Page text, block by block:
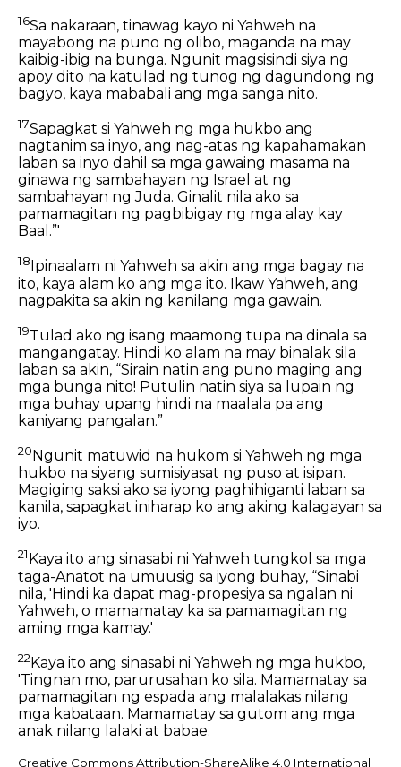
16Sa nakaraan, tinawag kayo ni Yahweh na
mayabong na puno ng olibo, maganda na may
kaibig-ibig na bunga. Ngunit magsisindi siya ng
apoy dito na katulad ng tunog ng dagundong ng
bagyo, kaya mababali ang mga sanga nito.
17Sapagkat si Yahweh ng mga hukbo ang
nagtanim sa inyo, ang nag-atas ng kapahamakan
laban sa inyo dahil sa mga gawaing masama na
ginawa ng sambahayan ng Israel at ng
sambahayan ng Juda. Ginalit nila ako sa
pamamagitan ng pagbibigay ng mga alay kay
Baal.”'
18 Ipinaalam ni Yahweh sa akin ang mga bagay na
ito, kaya alam ko ang mga ito. Ikaw Yahweh, ang
nagpakita sa akin ng kanilang mga gawain.
19Tulad ako ng isang maamong tupa na dinala sa
mangangatay. Hindi ko alam na may binalak sila
laban sa akin, “Sirain natin ang puno maging ang
mga bunga nito! Putulin natin siya sa lupain ng
mga buhay upang hindi na maalala pa ang
kaniyang pangalan.”
20 Ngunit matuwid na hukom si Yahweh ng mga
hukbo na siyang sumisiyasat ng puso at isipan.
Magiging saksi ako sa iyong paghihiganti laban sa
kanila, sapagkat iniharap ko ang aking kalagayan sa
iyo.
21 Kaya ito ang sinasabi ni Yahweh tungkol sa mga
taga-Anatot na umuusig sa iyong buhay, “Sinabi
nila, 'Hindi ka dapat mag-propesiya sa ngalan ni
Yahweh, o mamamatay ka sa pamamagitan ng
aming mga kamay.'
22Kaya ito ang sinasabi ni Yahweh ng mga hukbo,
'Tingnan mo, parurusahan ko sila. Mamamatay sa
pamamagitan ng espada ang malalakas nilang
mga kabataan. Mamamatay sa gutom ang mga
anak nilang lalaki at babae.
Creative Commons Attribution-ShareAlike 4.0 International